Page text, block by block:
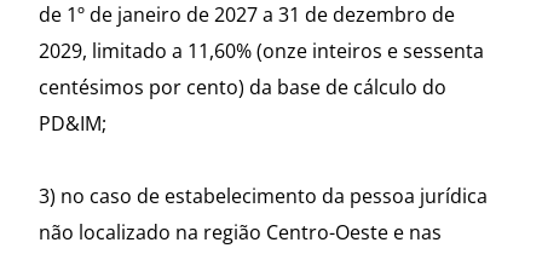
de 1º de janeiro de 2027 a 31 de dezembro de
2029, limitado a 11,60% (onze inteiros e sessenta
centésimos por cento) da base de cálculo do
PD&IM;
3) no caso de estabelecimento da pessoa jurídica
não localizado na região Centro-Oeste e nas